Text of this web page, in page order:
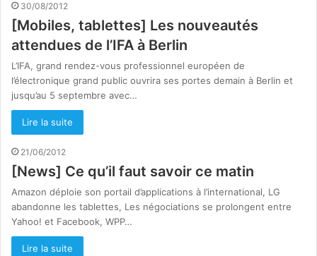
30/08/2012
[Mobiles, tablettes] Les nouveautés
attendues de l’IFA à Berlin
L’IFA, grand rendez-vous professionnel européen de
l’électronique grand public ouvrira ses portes demain à Berlin et
jusqu’au 5 septembre avec…
Lire la suite
21/06/2012
[News] Ce qu’il faut savoir ce matin
Amazon déploie son portail d’applications à l’international, LG
abandonne les tablettes, Les négociations se prolongent entre
Yahoo! et Facebook, WPP…
Lire la suite